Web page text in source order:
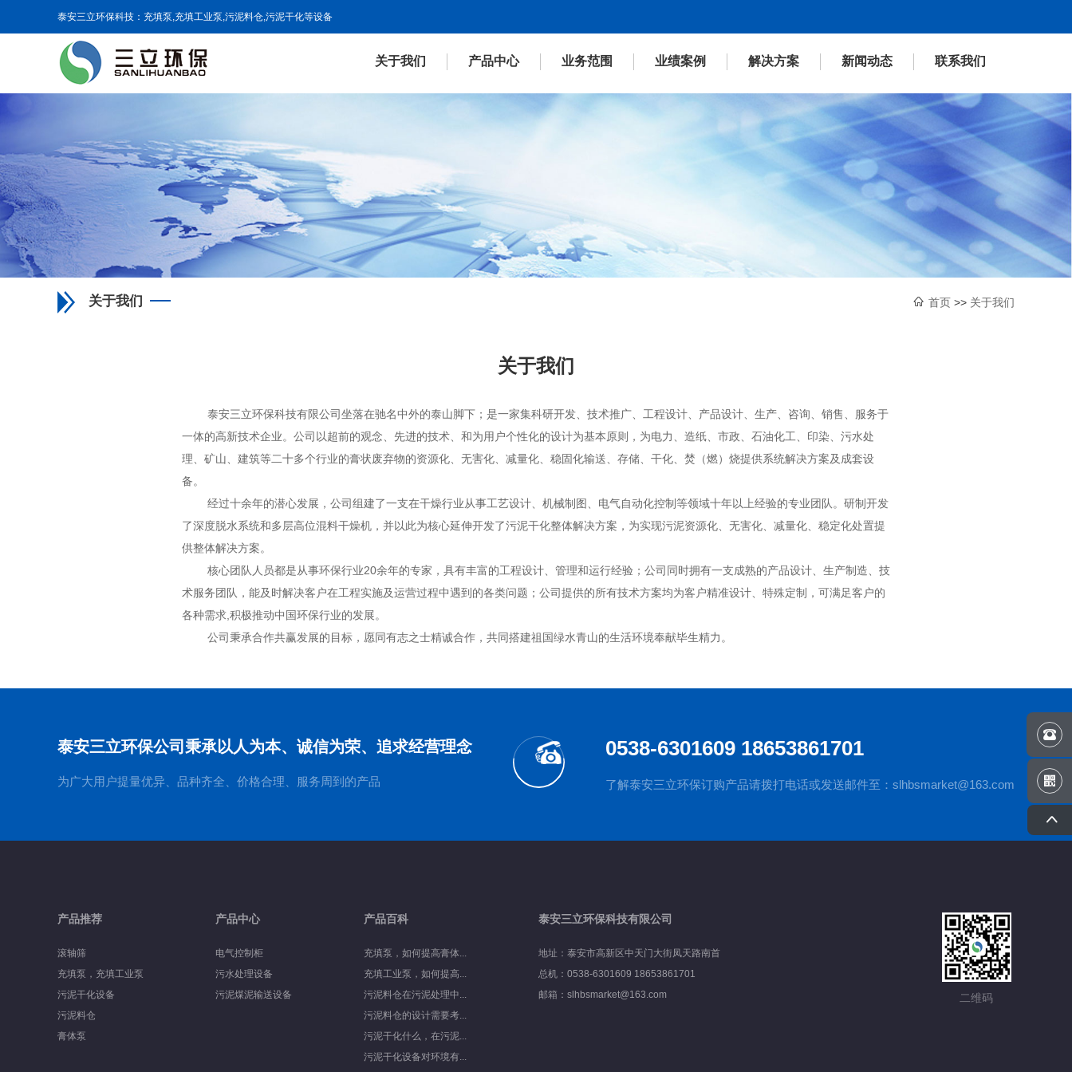
泰安三立环保科技：充填泵,充填工业泵,污泥料仓,污泥干化等设备
关于我们 产品中心 业务范围 业绩案例 解决方案 新闻动态 联系我们
 首页 >> 关于我们
关于我们
关于我们
泰安三立环保科技有限公司坐落在驰名中外的泰山脚下；是一家集科研开发、技术推广、工程设计、产品设计、生产、咨询、销售、服务于
一体的高新技术企业。公司以超前的观念、先进的技术、和为用户个性化的设计为基本原则，为电力、造纸、市政、石油化工、印染、污水处
理、矿山、建筑等二十多个行业的膏状废弃物的资源化、无害化、减量化、稳固化输送、存储、干化、焚（燃）烧提供系统解决方案及成套设
备。
经过十余年的潜心发展，公司组建了一支在干燥行业从事工艺设计、机械制图、电气自动化控制等领域十年以上经验的专业团队。研制开发
了深度脱水系统和多层高位混料干燥机，并以此为核心延伸开发了污泥干化整体解决方案，为实现污泥资源化、无害化、减量化、稳定化处置提
供整体解决方案。
核心团队人员都是从事环保行业20余年的专家，具有丰富的工程设计、管理和运行经验；公司同时拥有一支成熟的产品设计、生产制造、技
术服务团队，能及时解决客户在工程实施及运营过程中遇到的各类问题；公司提供的所有技术方案均为客户精准设计、特殊定制，可满足客户的
各种需求,积极推动中国环保行业的发展。
公司秉承合作共赢发展的目标，愿同有志之士精诚合作，共同搭建祖国绿水青山的生活环境奉献毕生精力。
泰安三立环保公司秉承以人为本、诚信为荣、追求经营理念
为广大用户提量优异、品种齐全、价格合理、服务周到的产品
0538-6301609 18653861701
了解泰安三立环保订购产品请拨打电话或发送邮件至：slhbsmarket@163.com
产品推荐
滚轴筛
充填泵，充填工业泵
污泥干化设备
污泥料仓
膏体泵
产品中心
电气控制柜
污水处理设备
污泥煤泥输送设备
产品百科
充填泵，如何提高膏体...
充填工业泵，如何提高...
污泥料仓在污泥处理中...
污泥料仓的设计需要考...
污泥干化什么，在污泥...
污泥干化设备对环境有...
泰安三立环保科技有限公司
地址：泰安市高新区中天门大街凤天路南首
总机：0538-6301609 18653861701
邮箱：slhbsmarket@163.com
二维码


